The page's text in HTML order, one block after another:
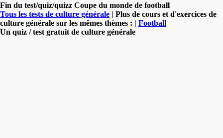
Fin du test/quiz/quizz Coupe du monde de football
Tous les tests de culture générale | Plus de cours et d'exercices de
culture générale sur les mêmes thèmes : | Football
Un quiz / test gratuit de culture générale